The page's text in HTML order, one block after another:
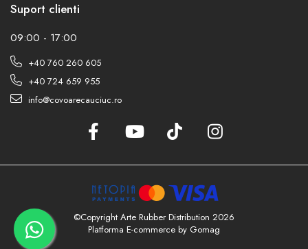
Suport clienti
09:00 - 17:00
+40 760 260 605
+40 724 659 955
info@covoarecauciuc.ro
©Copyright Arte Rubber Distribution 2026
Platforma E-commerce by Gomag